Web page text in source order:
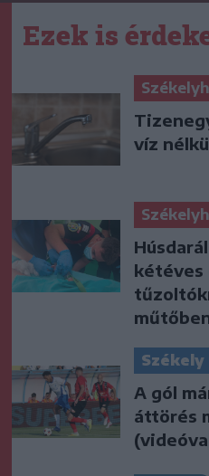
Ezek is
víz
kétéves
A gól
áttörés